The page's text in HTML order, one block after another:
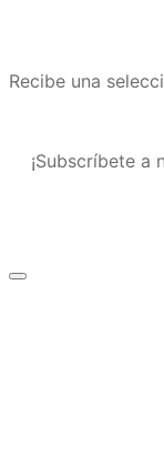
Recibe una
¡Subscríbete a